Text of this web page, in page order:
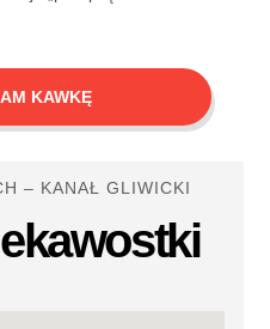
KAWKĘ
– KANAŁ GLIWICKI